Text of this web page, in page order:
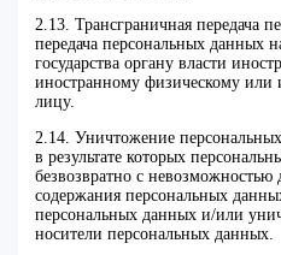
2.13. Трансграничная передача
передача персональных данных
государства органу власти
иностранному физическому или
лицу.
2.14. Уничтожение
в результате которых
безвозвратно с невозможностью
содержания персональных
персональных данных и/или
носители персональных данных.